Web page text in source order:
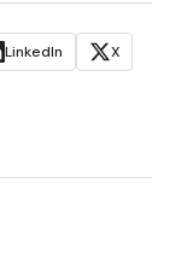
LinkedIn
X